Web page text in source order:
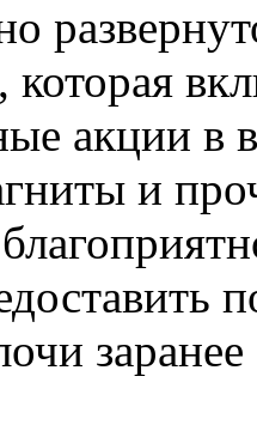
которая
акции в
и